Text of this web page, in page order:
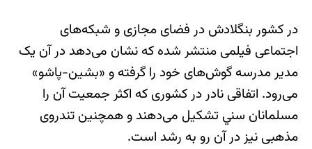
در کشور بنگلادش در فضای مجازی و شبکه‌های
اجتماعی فیلمی منتشر شده که نشان می‌دهد در آن یک
مدیر مدرسه گوش‌های خود را گرفته و «بشین-پاشو»
می‌رود. اتفاقی نادر در کشوری که اکثر جمعیت آن را
مسلمانان سني تشکیل می‌دهند و همچنین تندروی
مذهبی نیز در آن رو به رشد است.